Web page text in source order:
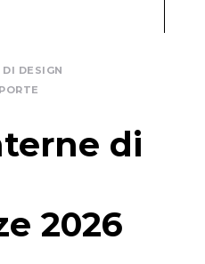
DESIGN
PORTE
di
2026